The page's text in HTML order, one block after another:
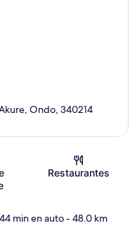
del mapa
Ondo, 340214
Restaurantes
min en auto- 48.0 km